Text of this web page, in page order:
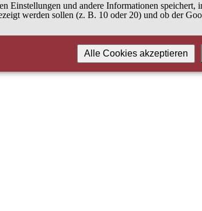
und andere Informationen speichert,
werden sollen (z. B. 10 oder 20) und ob der
Alle Cookies akzeptieren